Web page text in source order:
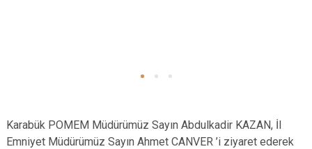
Karabük POMEM Müdürümüz Sayın Abdulkadir KAZAN, İl
Emniyet Müdürümüz Sayın Ahmet CANVER ’i ziyaret ederek